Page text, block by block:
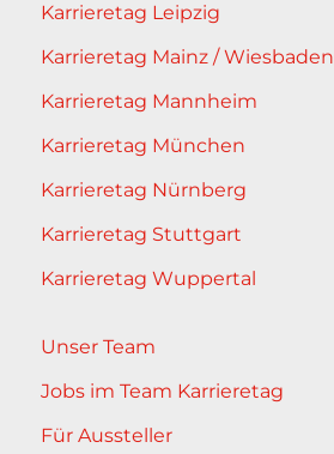
Karrieretag Leipzig
Karrieretag Mainz / Wiesbaden
Karrieretag Mannheim
Karrieretag München
Karrieretag Nürnberg
Karrieretag Stuttgart
Karrieretag Wuppertal
Unser Team
Jobs im Team Karrieretag
Für Aussteller